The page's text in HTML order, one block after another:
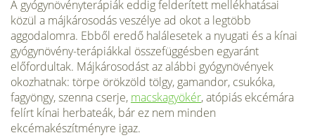
A gyógynövényterápiák eddig felderített mellékhatásai
közül a májkárosodás veszélye ad okot a legtöbb
aggodalomra. Ebből eredő halálesetek a nyugati és a kínai
gyógynövény-terápiákkal összefüggésben egyaránt
előfordultak. Májkárosodást az alábbi gyógynövények
okozhatnak: törpe örökzöld tölgy, gamandor, csukóka,
fagyöngy, szenna cserje, macskagyökér, atópiás ekcémára
felírt kínai herbateák, bár ez nem minden
ekcémakészítményre igaz.